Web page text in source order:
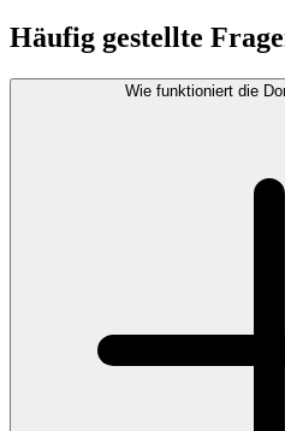
Häufig gestellte
Wie funktioniert die